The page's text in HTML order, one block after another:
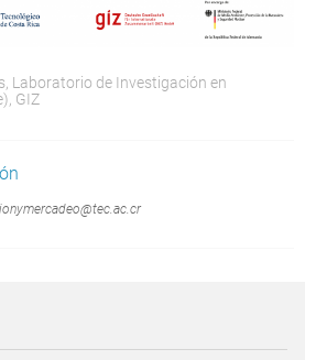
Laboratorio de Investigación en
GIZ